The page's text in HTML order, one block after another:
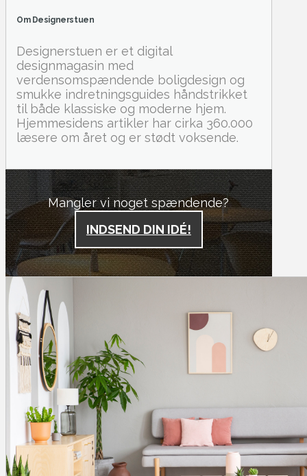
Om Designerstuen
Designerstuen er et digital
designmagasin med
verdensomspændende boligdesign og
smukke indretningsguides håndstrikket
til både klassiske og moderne hjem.
Hjemmesidens artikler har cirka 360.000
læsere om året og er stødt voksende.
Mangler vi noget spændende?
INDSEND DIN IDÉ!